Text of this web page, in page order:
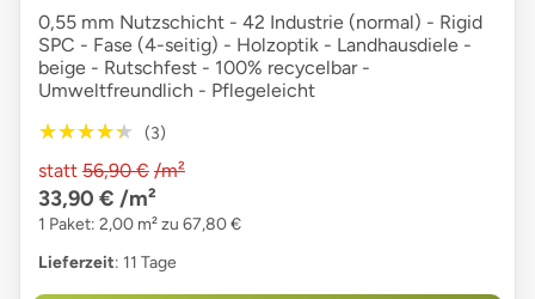
0,55 mm Nutzschicht - 42 Industrie (normal) - Rigid
SPC - Fase (4-seitig) - Holzoptik - Landhausdiele -
beige - Rutschfest - 100% recycelbar -
Umweltfreundlich - Pflegeleicht
★★★★★
★★★★★ (3)
statt 56,90 € /m²
33,90 € /m²
1 Paket: 2,00 m² zu 67,80 €
Lieferzeit: 11 Tage